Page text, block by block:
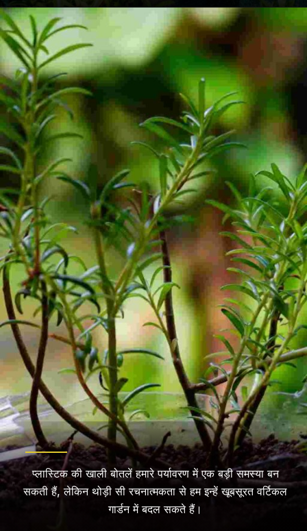
प्लास्टिक की खाली बोतलें हमारे पर्यावरण में एक बड़ी समस्या बन
सकती हैं, लेकिन थोड़ी सी रचनात्मकता से हम इन्हें खूबसूरत वर्टिकल
गार्डन में बदल सकते हैं।